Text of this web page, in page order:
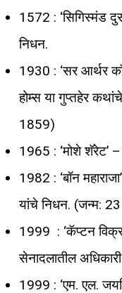
1572 : ‘सिगिस्मंड
निधन.
1930 : ‘सर आर्थर
होम्स या गुप्तहेर
1859)
1965 : ‘मोशे शॅरेट’
1982 : ‘बॉन
यांचे निधन. (जन्म:
1999 : ‘कॅप्टन
सेनादलातील
1999 : ‘एम. एल.